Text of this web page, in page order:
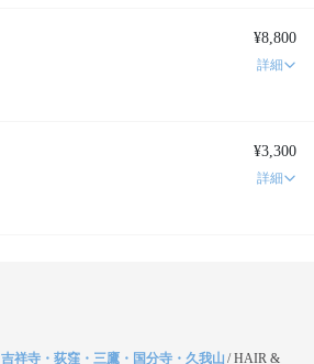
¥8,800
詳細
¥3,300
詳細
吉祥寺・荻窪・三鷹・国分寺・久我山 /HAIR &